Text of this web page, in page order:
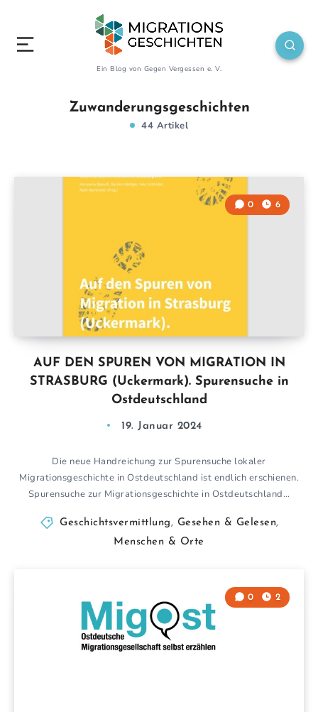
Ein Blog von Gegen Vergessen e. V.
Zuwanderungsgeschichten
44 Artikel
AUF DEN SPUREN VON MIGRATION IN
STRASBURG (Uckermark). Spurensuche in
Ostdeutschland
0 6
19. Januar 2024
Die neue Handreichung zur Spurensuche lokaler
Migrationsgeschichte in Ostdeutschland ist endlich erschienen.
Spurensuche zur Migrationsgeschichte in Ostdeutschland…
Geschichtsvermittlung , Gesehen & Gelesen,
Menschen & Orte
0 2